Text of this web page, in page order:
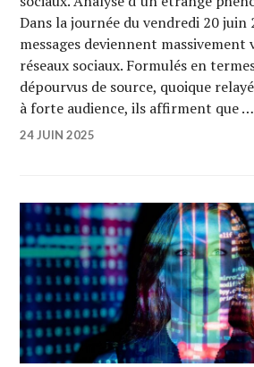
Dans la journée du vendredi 20 juin
messages deviennent massivement
réseaux sociaux. Formulés en
dépourvus de source, quoique
à forte audience, ils affirment que …
24 JUIN 2025